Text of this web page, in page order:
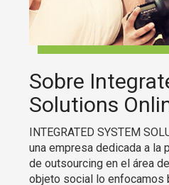
Sobre
Solutions
INTEGRATED SYSTEM
una empresa dedicada a la
de outsourcing en el área
objeto social lo enfocamos